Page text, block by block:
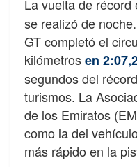
La vuelta de récord
se realizó de
GT completó el
kilómetrosen
segundos del
turismos. La
de los Emiratos
como la del
más rápido en la